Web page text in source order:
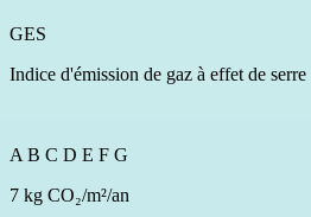
GES
Indice d'émission de gaz à effet de serre
A B C D E F G
7 kg CO₂/m²/an